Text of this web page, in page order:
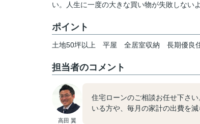
い。人生に一度の大きな買い物が失敗しない
ポイント
土地50坪以上 平屋 全居室収納 長期優良
担当者のコメント
高田 翼
住宅ローンのご相談お任せ下さ
いる方や、毎月の家計の出費を